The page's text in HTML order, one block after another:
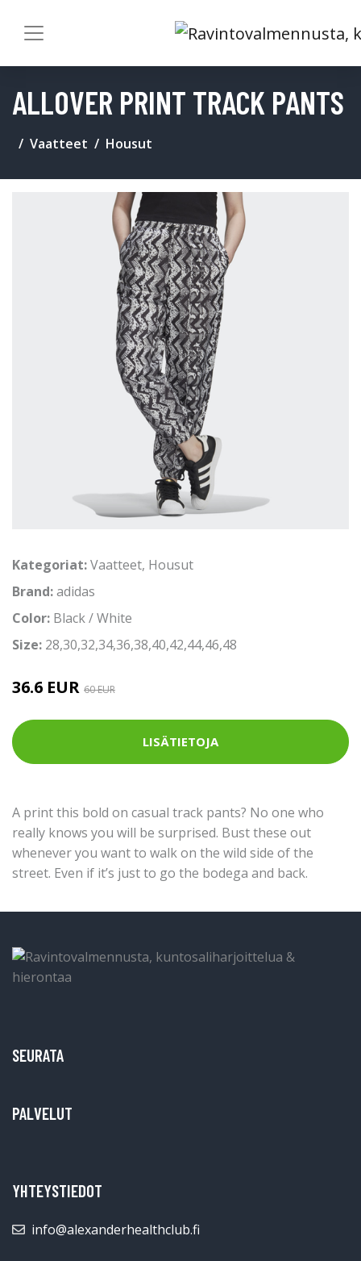
ALLOVER PRINT TRACK PANTS
Vaatteet Housut
Kategoriat:Vaatteet, Housut
Brand:adidas
Color: Black / White
Size: 28,30,32,34,36,38,40,42,44,46,48
36.6 EUR 60 EUR
LISÄTIETOJA
A print this bold on casual track pants? No one who
really knows you will be surprised. Bust these out
whenever you want to walk on the wild side of the
street. Even if it’s just to go the bodega and back.
SEURATA
PALVELUT
YHTEYSTIEDOT
info@alexanderhealthclub.fi